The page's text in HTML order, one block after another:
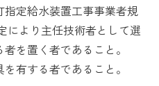
指定給水装置工事事業者規
により主任技術者として選
を置く者であること。
有する者であること。